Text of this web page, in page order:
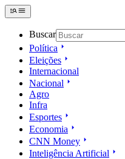
Buscar
Política
Eleições
Internacional
Nacional
Agro
Infra
Esportes
Economia
CNN Money
Inteligência Artificial